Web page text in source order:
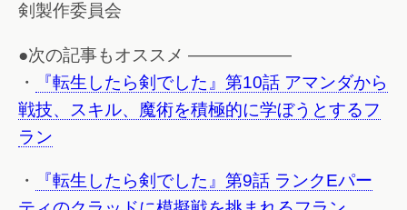
剣製作委員会
●次の記事もオススメ ——————
・
『転生したら剣でした』第10話 アマンダから
戦技、スキル、魔術を積極的に学ぼうとするフ
ラン
・
『転生したら剣でした』第9話 ランクEパー